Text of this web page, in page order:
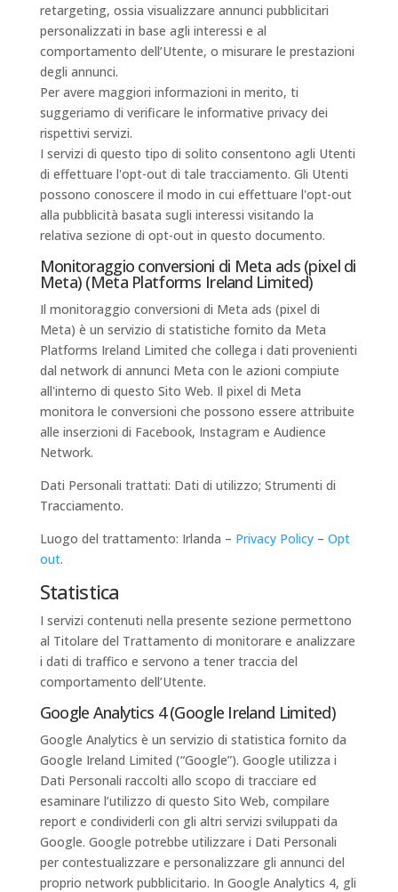
retargeting, ossia visualizzare annunci pubblicitari
personalizzati in base agli interessi e al
comportamento dell’Utente, o misurare le prestazioni
degli annunci.
Per avere maggiori informazioni in merito, ti
suggeriamo di verificare le informative privacy dei
rispettivi servizi.
I servizi di questo tipo di solito consentono agli Utenti
di effettuare l'opt-out di tale tracciamento. Gli Utenti
possono conoscere il modo in cui effettuare l'opt-out
alla pubblicità basata sugli interessi visitando la
relativa sezione di opt-out in questo documento.
Monitoraggio conversioni di Meta ads (pixel di
Meta) (Meta Platforms Ireland Limited)
Il monitoraggio conversioni di Meta ads (pixel di
Meta) è un servizio di statistiche fornito da Meta
Platforms Ireland Limited che collega i dati provenienti
dal network di annunci Meta con le azioni compiute
all'interno di questo Sito Web. Il pixel di Meta
monitora le conversioni che possono essere attribuite
alle inserzioni di Facebook, Instagram e Audience
Network.
Dati Personali trattati: Dati di utilizzo; Strumenti di
Tracciamento.
Luogo del trattamento: Irlanda – Privacy Policy– Opt
out.
Statistica
I servizi contenuti nella presente sezione permettono
al Titolare del Trattamento di monitorare e analizzare
i dati di traffico e servono a tener traccia del
comportamento dell’Utente.
Google Analytics 4 (Google Ireland Limited)
Google Analytics è un servizio di statistica fornito da
Google Ireland Limited (“Google”). Google utilizza i
Dati Personali raccolti allo scopo di tracciare ed
esaminare l’utilizzo di questo Sito Web, compilare
report e condividerli con gli altri servizi sviluppati da
Google. Google potrebbe utilizzare i Dati Personali
per contestualizzare e personalizzare gli annunci del
proprio network pubblicitario. In Google Analytics 4, gli